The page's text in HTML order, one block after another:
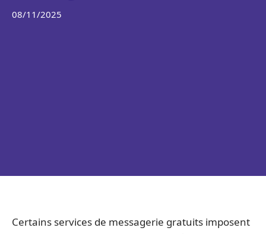
08/11/2025
Certains services de messagerie gratuits imposent